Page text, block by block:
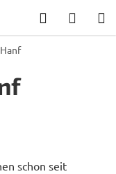
Suchen
schon seit